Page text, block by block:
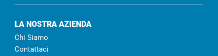
LA NOSTRA AZIENDA
Chi Siamo
Contattaci